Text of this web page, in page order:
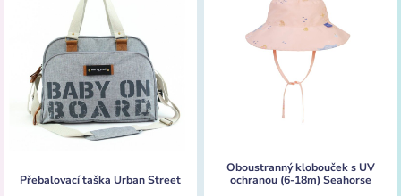
Přebalovací taška Urban Street
Oboustranný klobouček s UV
ochranou (6-18m) Seahorse